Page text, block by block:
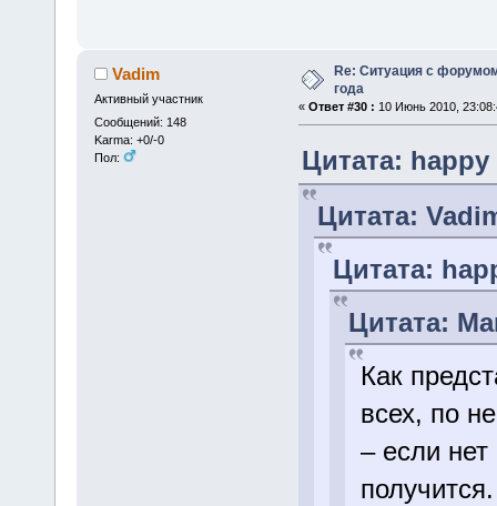
Vadim
Активный участник
Сообщений: 148
Karma: +0/-0
Пол:
Re: Ситуация с
года
« Ответ #30 : 10 Июнь 2010,
Цитата:
Цитата:
Цитата:
Цитата:
Как
всех, по
– если